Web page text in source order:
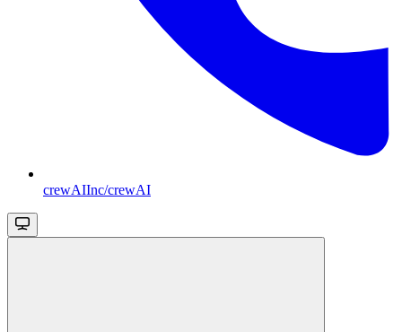
crewAIInc/crewAI